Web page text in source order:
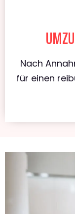
Nach
für einen